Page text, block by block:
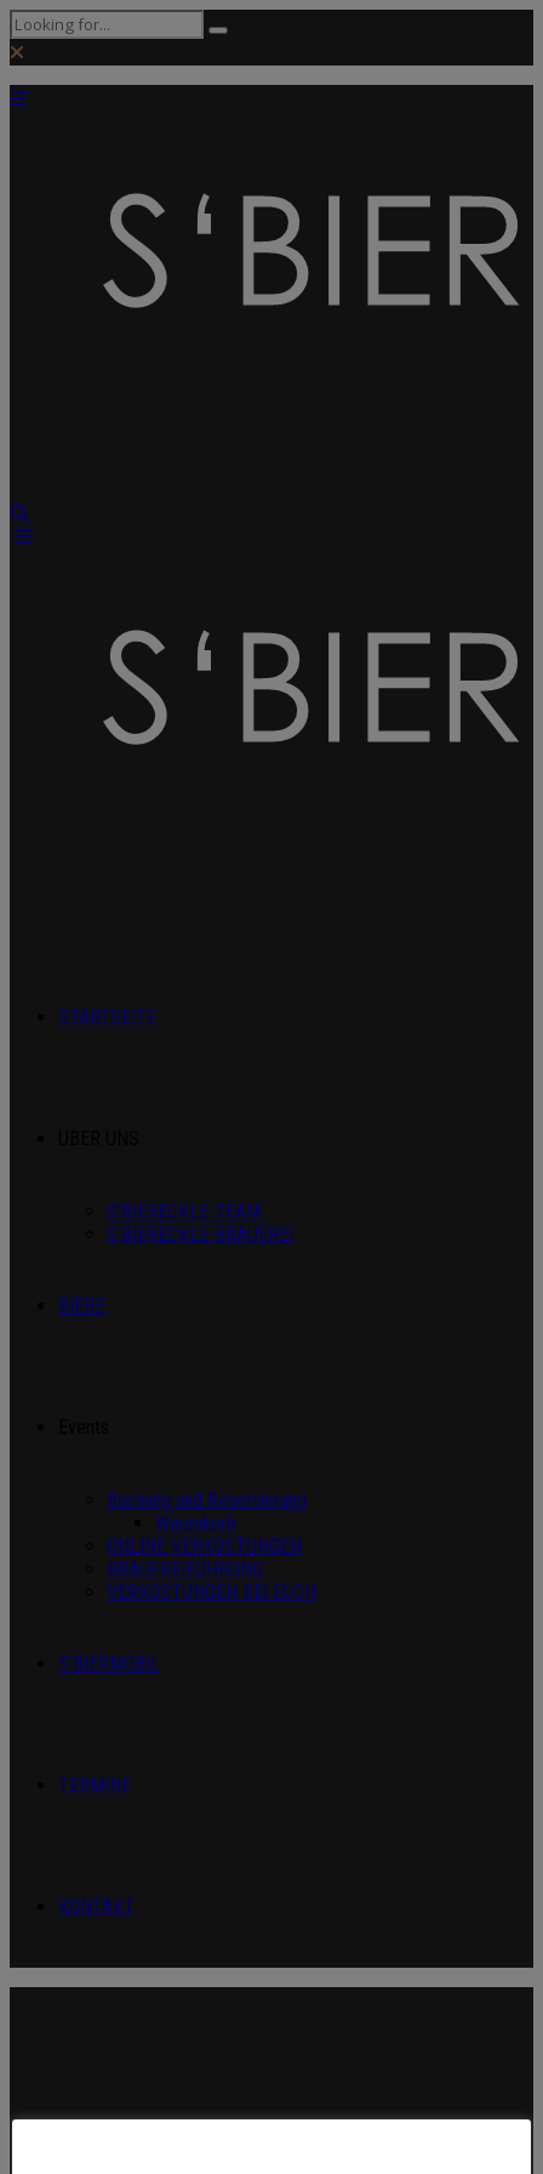
STARTSEITE
S’BIERECKLE-TEAM
S‘BIERECKLE-BRAUEREI
BIERE
Buchung und Reservierung
Warenkorb
ONLINE VERKOSTUNGEN
BRAUEREIFÜHRUNG
VERKOSTUNGEN BEI EUCH
S‘BIERMOBIL
TERMINE
KONTAKT